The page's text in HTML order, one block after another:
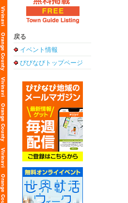
戻る
イベント情報
びびなびトップページ